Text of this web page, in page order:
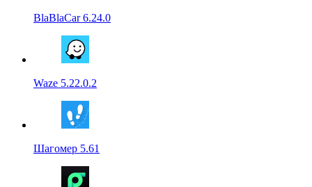
BlaBlaCar 6.24.0
Waze 5.22.0.2
Шагомер 5.61